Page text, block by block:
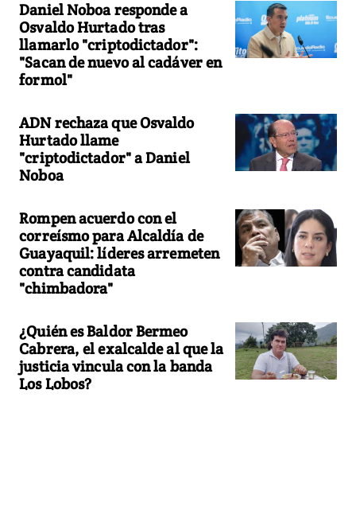
Daniel Noboa responde a
Osvaldo Hurtado tras
llamarlo "criptodictador":
"Sacan de nuevo al cadáver en
formol"
ADN rechaza que Osvaldo
Hurtado llame
"criptodictador" a Daniel
Noboa
Rompen acuerdo con el
correísmo para Alcaldía de
Guayaquil: líderes arremeten
contra candidata
"chimbadora"
¿Quién es Baldor Bermeo
Cabrera, el exalcalde al que la
justicia vincula con la banda
Los Lobos?